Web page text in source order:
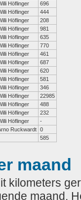
Höflinger
696
Höflinger
444
Höflinger
208
Höflinger
981
Höflinger
635
Höflinger
770
Höflinger
461
Höflinger
687
Höflinger
620
Höflinger
581
Höflinger
346
Höflinger
22985
Höflinger
488
Höflinger
232
Höflinger
-
Ruckwardt 0
585
maand
kilometers
maand.